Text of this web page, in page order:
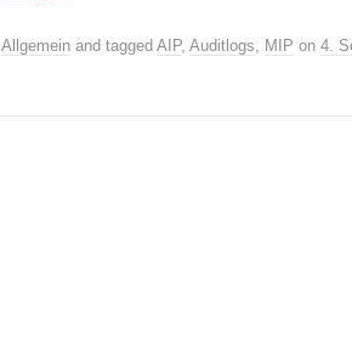
Allgemein and tagged AIP, Auditlogs, MIP on 4.